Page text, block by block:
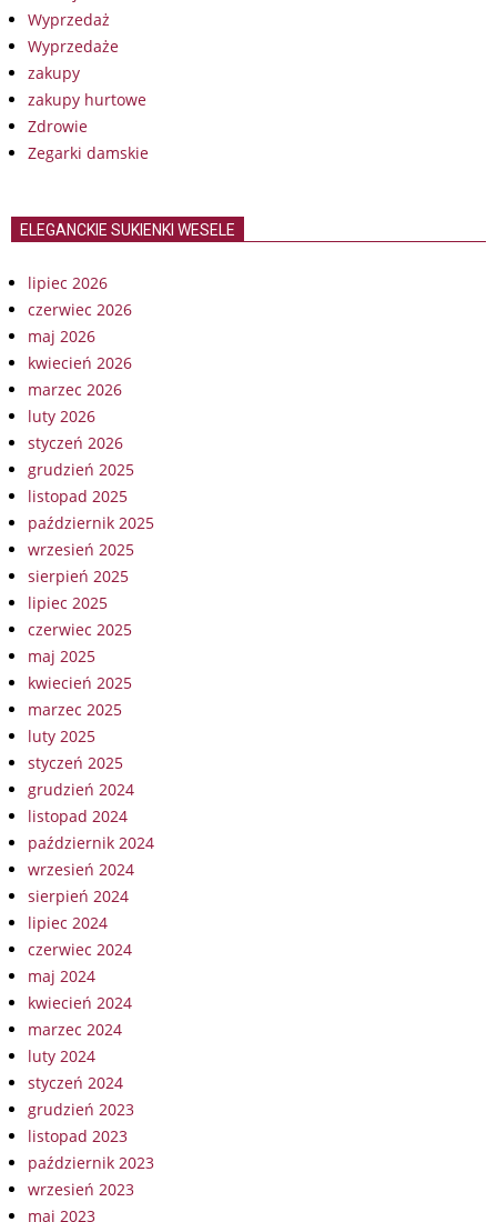
Wyprzedaż
Wyprzedaże
zakupy
zakupy hurtowe
Zdrowie
Zegarki damskie
ELEGANCKIE SUKIENKI WESELE
lipiec 2026
czerwiec 2026
maj 2026
kwiecień 2026
marzec 2026
luty 2026
styczeń 2026
grudzień 2025
listopad 2025
październik 2025
wrzesień 2025
sierpień 2025
lipiec 2025
czerwiec 2025
maj 2025
kwiecień 2025
marzec 2025
luty 2025
styczeń 2025
grudzień 2024
listopad 2024
październik 2024
wrzesień 2024
sierpień 2024
lipiec 2024
czerwiec 2024
maj 2024
kwiecień 2024
marzec 2024
luty 2024
styczeń 2024
grudzień 2023
listopad 2023
październik 2023
wrzesień 2023
maj 2023